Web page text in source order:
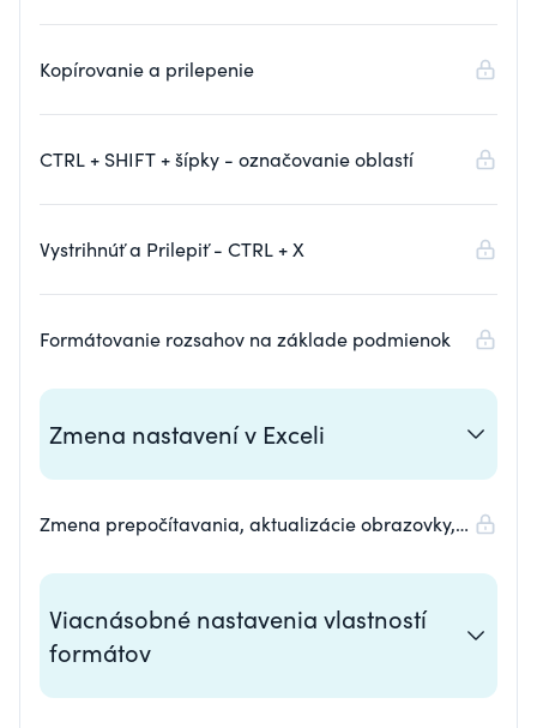
Kopírovanie a prilepenie
CTRL + SHIFT + šípky - označovanie oblastí
Vystrihnúť a Prilepiť - CTRL + X
Formátovanie rozsahov na základe podmienok
Zmena nastavení v Exceli
Zmena prepočítavania, aktualizácie obrazovky,
Viacnásobné nastavenia vlastností
formátov